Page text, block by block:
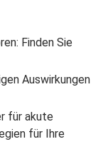
Finden Sie
Auswirkungen
für akute
für Ihre